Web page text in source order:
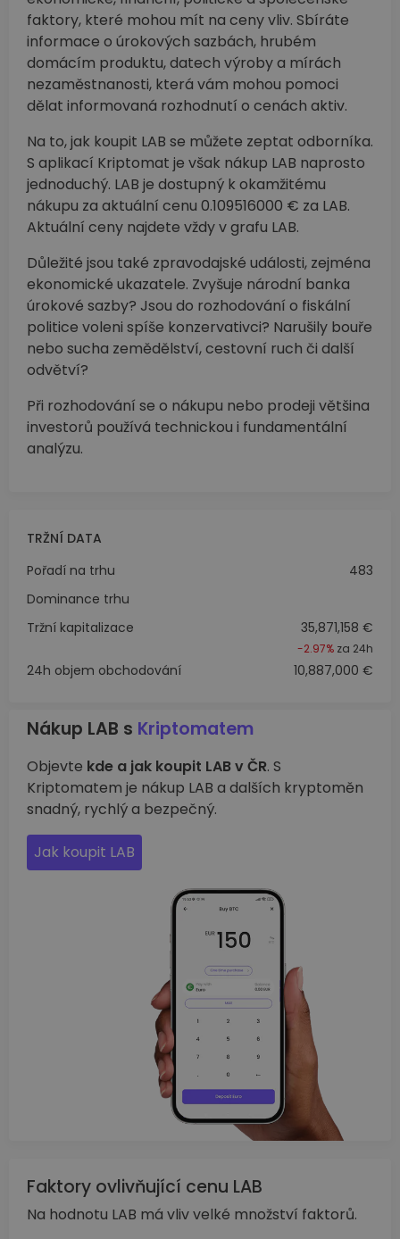
faktory, které mohou mít na ceny vliv. Sbíráte
informace o úrokových sazbách, hrubém
domácím produktu, datech výroby a mírách
nezaměstnanosti, která vám mohou pomoci
dělat informovaná rozhodnutí o cenách aktiv.
Na to, jak koupit LAB se můžete zeptat odborníka.
S aplikací Kriptomat je však nákup LAB naprosto
jednoduchý. LAB je dostupný k okamžitému
nákupu za aktuální cenu 0.109516000 € za LAB.
Aktuální ceny najdete vždy v grafu LAB.
Důležité jsou také zpravodajské události, zejména
ekonomické ukazatele. Zvyšuje národní banka
úrokové sazby? Jsou do rozhodování o fiskální
politice voleni spíše konzervativci? Narušily bouře
nebo sucha zemědělství, cestovní ruch či další
odvětví?
Při rozhodování se o nákupu nebo prodeji většina
investorů používá technickou i fundamentální
analýzu.
TRŽNÍ DATA
Pořadí na trhu
483
Dominance trhu
Tržní kapitalizace
35,871,158 €
-2.97% za 24h
24h objem obchodování 10,887,000 €
Nákup LAB s Kriptomatem
Objevte kde a jak koupit LAB v ČR. S
Kriptomatem je nákup LAB a dalších kryptoměn
snadný, rychlý a bezpečný.
Jak koupit LAB
Faktory ovlivňující cenu LAB
Na hodnotu LAB má vliv velké množství faktorů.